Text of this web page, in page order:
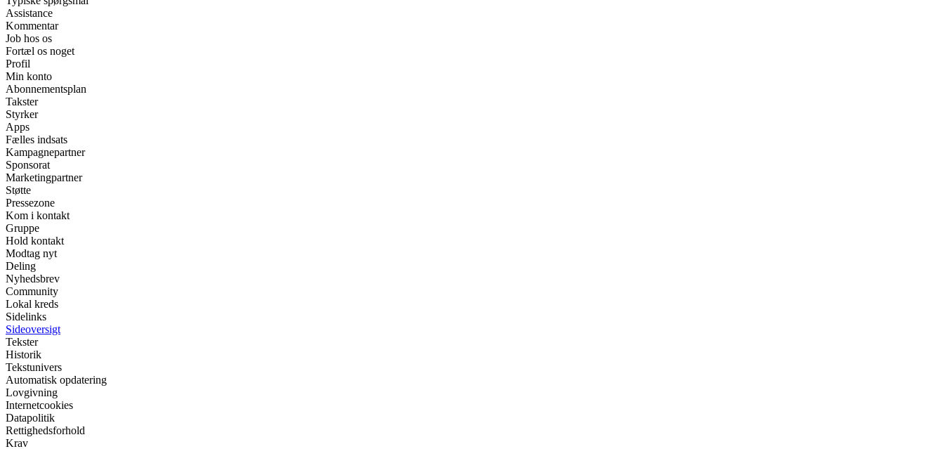
Assistance
Kommentar
Job hos os
Fortæl os noget
Profil
Min konto
Abonnementsplan
Takster
Styrker
Apps
Fælles indsats
Kampagnepartner
Sponsorat
Marketingpartner
Støtte
Pressezone
Kom i kontakt
Gruppe
Hold kontakt
Modtag nyt
Deling
Nyhedsbrev
Community
Lokal kreds
Sidelinks
Sideoversigt
Tekster
Historik
Tekstunivers
Automatisk opdatering
Lovgivning
Internetcookies
Datapolitik
Rettighedsforhold
Krav